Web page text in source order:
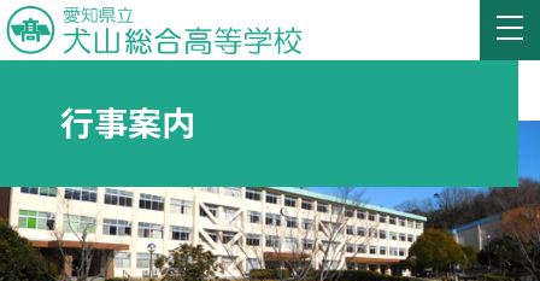
行事案内